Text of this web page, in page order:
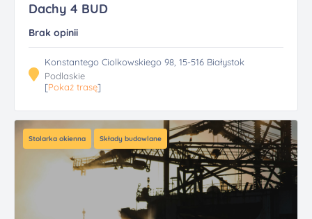
Dachy 4 BUD
Brak opinii
Konstantego Ciolkowskiego 98, 15-516 Białystok
Podlaskie
[Pokaż trasę]
Stolarka okienna Składy budowlane